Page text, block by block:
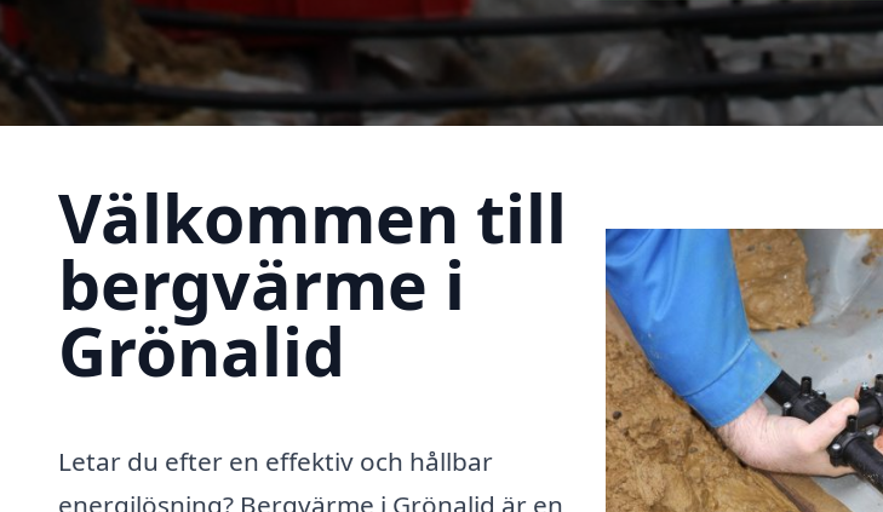
Välkommen till
bergvärme i
Grönalid
Letar du efter en effektiv och hållbar
energilösning? Bergvärme i Grönalid är en